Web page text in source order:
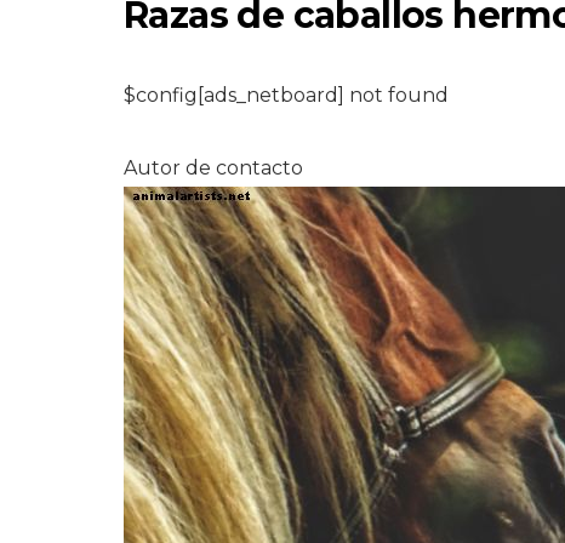
Razas de caballos
$config[ads_netboard] not found
Autor de contacto
Las diferencias
ser dueño de un
perro y un maestro
de perros
6,2026